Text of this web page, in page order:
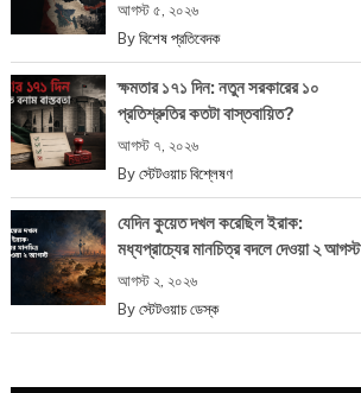
আগস্ট ৫, ২০২৬
By বিশেষ প্রতিবেদক
ক্ষমতার ১৭১ দিন: নতুন সরকারের ১০
প্রতিশ্রুতির কতটা বাস্তবায়িত?
আগস্ট ৭, ২০২৬
By স্টেটওয়াচ বিশ্লেষণ
যেদিন কুয়েত দখল করেছিল ইরাক:
মধ্যপ্রাচ্যের মানচিত্র বদলে দেওয়া ২ আগস্ট
আগস্ট ২, ২০২৬
By স্টেটওয়াচ ডেস্ক